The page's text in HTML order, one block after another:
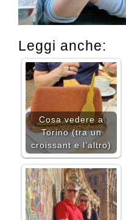
Leggi anche:
Cosa vedere a
Torino (tra un
croissant e l’altro)